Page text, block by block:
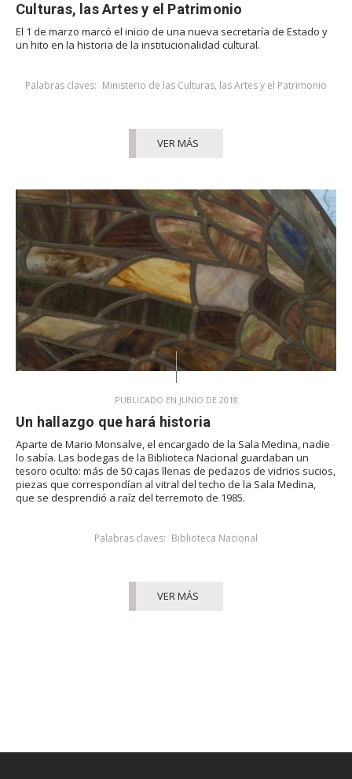
Culturas, las Artes y el Patrimonio
El 1 de marzo marcó el inicio de una nueva secretaría de Estado y
un hito en la historia de la institucionalidad cultural.
Palabras claves: Ministerio de las Culturas, las Artes y el Patrimonio
VER MÁS
PUBLICADO EN JUNIO DE 2018
Un hallazgo que hará historia
Aparte de Mario Monsalve, el encargado de la Sala Medina, nadie
lo sabía. Las bodegas de la Biblioteca Nacional guardaban un
tesoro oculto: más de 50 cajas llenas de pedazos de vidrios sucios,
piezas que correspondían al vitral del techo de la Sala Medina,
que se desprendió a raíz del terremoto de 1985.
Palabras claves: Biblioteca Nacional
VER MÁS